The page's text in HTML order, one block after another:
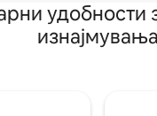
удобности
изнајмувања